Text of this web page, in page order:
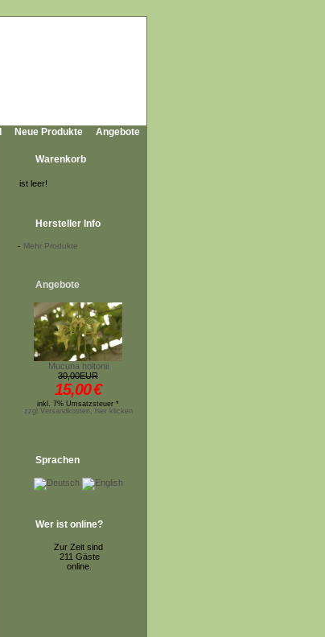
Neue Produkte Angebote
Warenkorb
ist leer!
Hersteller Info
- Mehr Produkte
Angebote
Mucuna holtonii
30,00EUR
15,00€
inkl. 7% Umsatzsteuer *
zzgl.Versandkosten, hier klicken
Sprachen
Wer ist online?
Zur Zeit sind
211 Gäste
online.